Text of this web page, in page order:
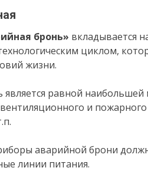
бронь» вкладывается
циклом,
жизни.
является равной
вентиляционного и
аварийной брони
линии питания.